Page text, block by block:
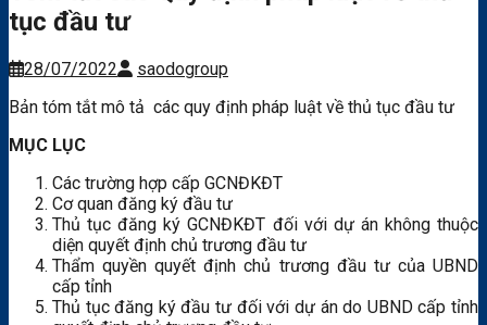
tục đầu tư
28/07/2022
saodogroup
Bản tóm tắt mô tả các quy định pháp luật về thủ tục đầu tư
MỤC LỤC
Các trường hợp cấp GCNĐKĐT
Cơ quan đăng ký đầu tư
Thủ tục đăng ký GCNĐKĐT đối với dự án không thuộc
diện quyết định chủ trương đầu tư
Thẩm quyền quyết định chủ trương đầu tư của UBND
cấp tỉnh
Thủ tục đăng ký đầu tư đối với dự án do UBND cấp tỉnh